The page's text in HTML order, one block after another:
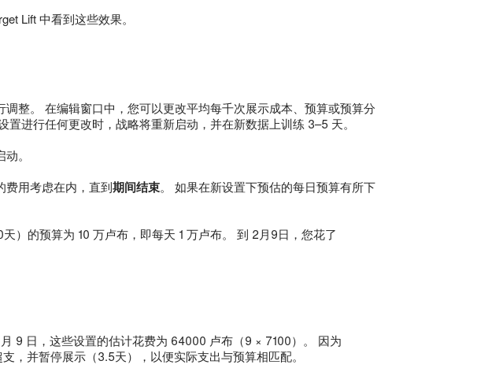
Lift 中看到这些效果。
整。 在编辑窗口中，您可以更改平均每千次展示成本、预算或预算分
进行任何更改时，战略将重新启动，并在新数据上训练 3–5 天。
。
费用考虑在内，直到期间结束。 如果在新设置下预估的每日预算有所下
）的预算为 10 万卢布，即每天 1 万卢布。 到 2月9日，您花了
9 日，这些设置的估计花费为 64000 卢布（9 × 7100）。 因为
并暂停展示（3.5天），以便实际支出与预算相匹配。